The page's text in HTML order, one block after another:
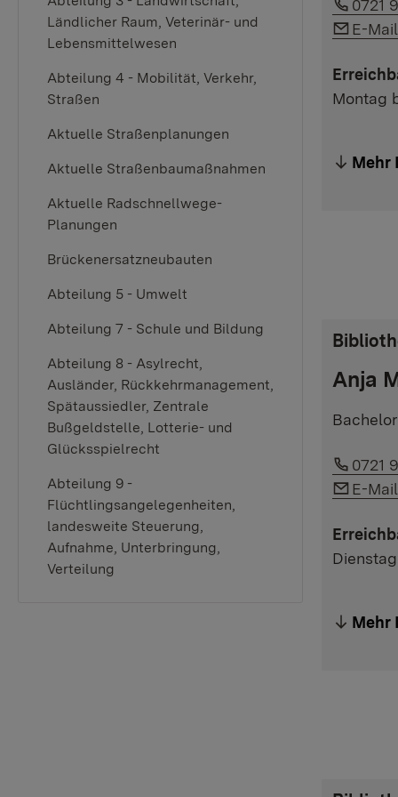
Ländlicher Raum, Veterinär- und
Lebensmittelwesen
Abteilung 4 - Mobilität, Verkehr,
Straßen
Aktuelle Straßenplanungen
Aktuelle Straßenbaumaßnahmen
Aktuelle Radschnellwege-
Planungen
Brückenersatzneubauten
Abteilung 5 - Umwelt
Abteilung 7 - Schule und Bildung
Abteilung 8 - Asylrecht,
Ausländer, Rückkehrmanagement,
Spätaussiedler, Zentrale
Bußgeldstelle, Lotterie- und
Glücksspielrecht
Abteilung 9 -
Flüchtlingsangelegenheiten,
landesweite Steuerung,
Aufnahme, Unterbringung,
Verteilung
0721
Link
E-
Montag
Mehr
Anja
Link
0721
Link
E-
Mehr